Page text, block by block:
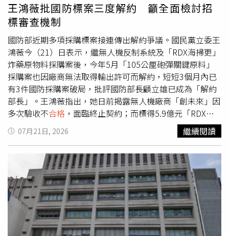
王鴻薇批國防標案三度解約 籲全面檢討招
標審查機制
國防部近期多項採購標案接連傳出解約爭議。國民黨立委王
鴻薇今（21）日表示，繼無人機反制系統及「RDX海掃更」
炸藥原物料採購案後，今年5月「105公厘砲彈關鍵原料」
採購案也因廠商無法取得輸出許可而解約，短短3個月內已
有3件國防採購案破局，批評國防部長顧立雄已成為「解約
部長」。王鴻薇指出，她日前揭露無人機廠商「創未來」因
多次驗收不合格 ，面臨終止契約；而標得5.9億元「RDX海
掃更」炸藥原物料採購案的福麥國際室內裝修公司，也因無
法取得印度輸出許可，目前正辦理解約程序。此外，今年5
月「105公厘砲彈關鍵原料」採購案，也因得標廠商未能取
得南韓輸出許可而解約。她表示，這些案件在招標前及執行
過程中，在野黨均曾提出質疑，包括她曾針對無人機反制系
統及福麥公司承攬炸藥採購案提出疑慮，國民黨立委馬文君
也曾就105公厘砲彈原料採購案提出質詢，但相關提醒並未
受到重視。王鴻薇批評，部分得標廠商與國防產業背景明顯
不符，卻仍取得金額龐大的國防採購標案，質疑現行審查機
07月21日, 2026 繼續閱讀